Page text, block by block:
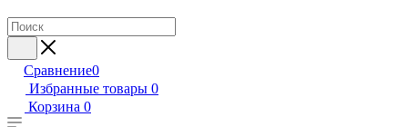
Сравнение0
Избранные товары 0
Корзина 0